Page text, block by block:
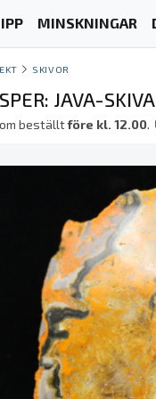
MINSKNINGAR
SKIVOR
JAVA-
beställtföre kl. 12.00.